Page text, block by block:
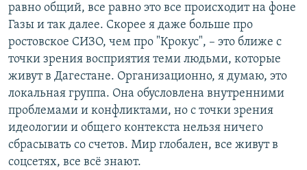
равно общий, все равно это все происходит на фоне
Газы и так далее. Скорее я даже больше про
ростовское СИЗО, чем про "Крокус", – это ближе с
точки зрения восприятия теми людьми, которые
живут в Дагестане. Организационно, я думаю, это
локальная группа. Она обусловлена внутренними
проблемами и конфликтами, но с точки зрения
идеологии и общего контекста нельзя ничего
сбрасывать со счетов. Мир глобален, все живут в
соцсетях, все всё знают.